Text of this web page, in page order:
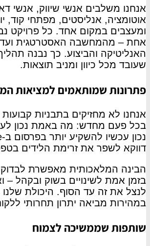
אנחנו משלבים אנשי שיווק, אנשי
אוטומציה, אנליסטים, מפתחי קוד,
ומעצבים במקום אחד. כל פרויקט
אחת – מהמחשבה האסטרטגית ועד
האנליטיקה והביצוע. כך נבנה תהליך
שעובד מכל כיוון ומניב תוצאות.
פתרונות שמותאמים למציאות
אנחנו לא מחזיקים בתבניות
בכל פעם מחדש: מה באמת נכון
דווקא לשפר את זרימת הלידים
הבינה המלאכותית מאפשרת
בזמן אמת לשינויים בשוק ובקהל –
לנצל את זה עד הסוף. היכולת
במהירות מביאה יתרון תחרותי
שותפות שממשיכה לצמוח